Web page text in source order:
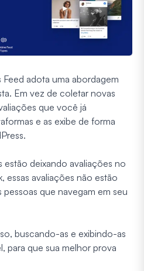
adota uma abordagem
Em vez de coletar novas
que você já
e as exibe de forma
estão deixando avaliações no
essas avaliações não estão
pessoas que navegam em seu
buscando-as e exibindo-as
para que sua melhor prova